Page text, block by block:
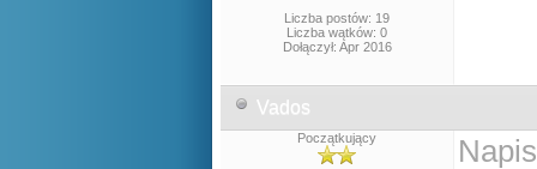
Liczba postów: 19
Liczba wątków: 0
Dołączył: Apr 2016
Vados
Początkujący